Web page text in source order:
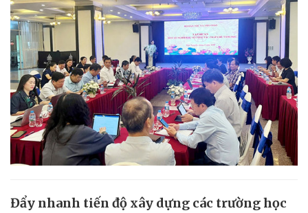
Đẩy nhanh tiến độ xây dựng các trường học